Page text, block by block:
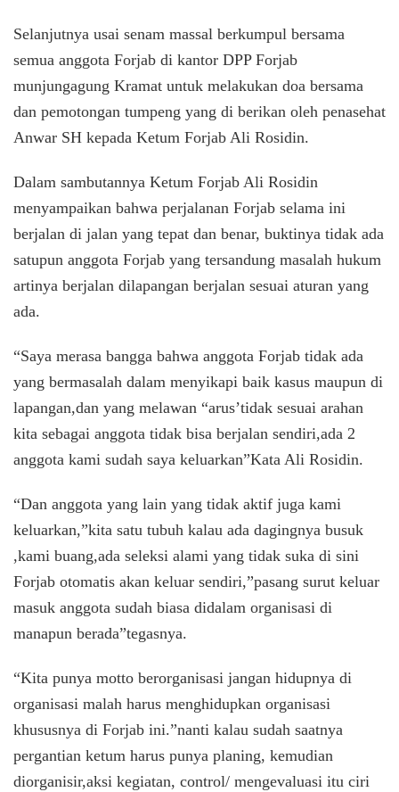
Selanjutnya usai senam massal berkumpul bersama
semua anggota Forjab di kantor DPP Forjab
munjungagung Kramat untuk melakukan doa bersama
dan pemotongan tumpeng yang di berikan oleh penasehat
Anwar SH kepada Ketum Forjab Ali Rosidin.
Dalam sambutannya Ketum Forjab Ali Rosidin
menyampaikan bahwa perjalanan Forjab selama ini
berjalan di jalan yang tepat dan benar, buktinya tidak ada
satupun anggota Forjab yang tersandung masalah hukum
artinya berjalan dilapangan berjalan sesuai aturan yang
ada.
“Saya merasa bangga bahwa anggota Forjab tidak ada
yang bermasalah dalam menyikapi baik kasus maupun di
lapangan,dan yang melawan “arus’tidak sesuai arahan
kita sebagai anggota tidak bisa berjalan sendiri,ada 2
anggota kami sudah saya keluarkan”Kata Ali Rosidin.
“Dan anggota yang lain yang tidak aktif juga kami
keluarkan,”kita satu tubuh kalau ada dagingnya busuk
,kami buang,ada seleksi alami yang tidak suka di sini
Forjab otomatis akan keluar sendiri,”pasang surut keluar
masuk anggota sudah biasa didalam organisasi di
manapun berada”tegasnya.
“Kita punya motto berorganisasi jangan hidupnya di
organisasi malah harus menghidupkan organisasi
khususnya di Forjab ini.”nanti kalau sudah saatnya
pergantian ketum harus punya planing, kemudian
diorganisir,aksi kegiatan, control/ mengevaluasi itu ciri